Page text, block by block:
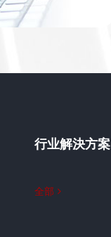
行业解決方案
全部